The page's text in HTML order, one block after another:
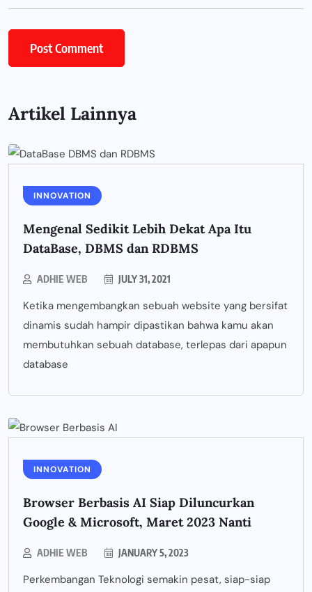
Artikel Lainnya
INNOVATION
Mengenal Sedikit Lebih Dekat Apa Itu
DataBase, DBMS dan RDBMS
ADHIE WEB JULY 31, 2021
Ketika mengembangkan sebuah website yang bersifat
dinamis sudah hampir dipastikan bahwa kamu akan
membutuhkan sebuah database, terlepas dari apapun
database
INNOVATION
Browser Berbasis AI Siap Diluncurkan
Google & Microsoft, Maret 2023 Nanti
ADHIE WEB JANUARY 5, 2023
Perkembangan Teknologi semakin pesat, siap-siap